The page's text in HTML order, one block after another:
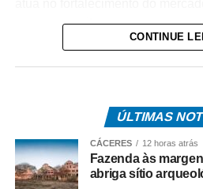
a novos escritores.
Entre os nomes de destaque
as escritoras Carla Madeira, Ana
Bei.
CONTINUE
ÚLTIMAS
CÁCERES 12 horas atrás
Fazenda às
abriga sítio